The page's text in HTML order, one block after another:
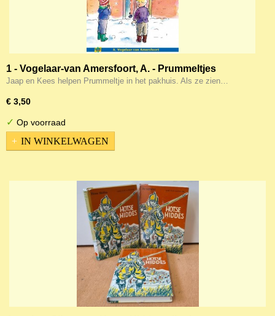
1 - Vogelaar-van Amersfoort, A. - Prummeltjes
Kerstfeest
Jaap en Kees helpen Prummeltje in het pakhuis. Als ze zien…
€ 3,50
✓ Op voorraad
IN WINKELWAGEN